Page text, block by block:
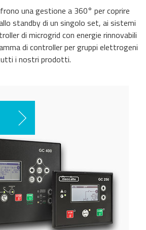
una gestione a 360° per coprire
standby di un singolo set, ai sistemi
di microgrid con energie rinnovabili
di controller per gruppi elettrogeni
i nostri prodotti.